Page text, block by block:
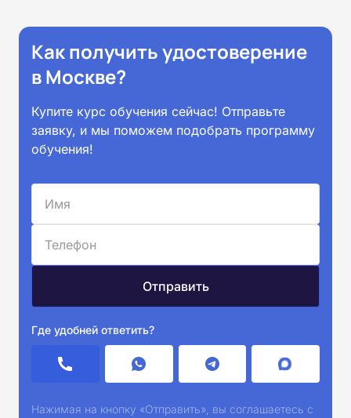
Как получить удостоверение
в Москве?
Купите курс обучения сейчас! Отправьте
заявку, и мы поможем подобрать программу
обучения!
Где удобней ответить?
Нажимая на кнопку «Отправить», вы соглашаетесь с